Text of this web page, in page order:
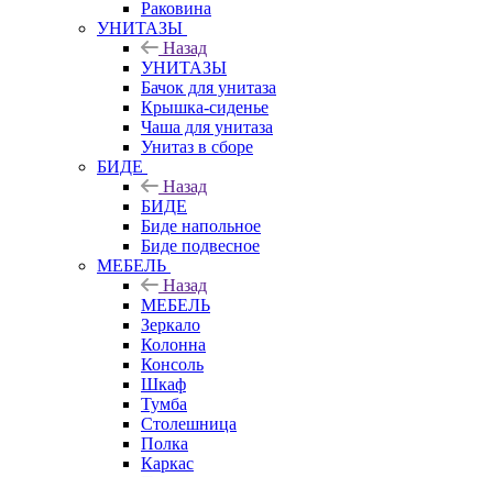
Раковина
УНИТАЗЫ
Назад
УНИТАЗЫ
Бачок для унитаза
Крышка-сиденье
Чаша для унитаза
Унитаз в сборе
БИДЕ
Назад
БИДЕ
Биде напольное
Биде подвесное
МЕБЕЛЬ
Назад
МЕБЕЛЬ
Зеркало
Колонна
Консоль
Шкаф
Тумба
Столешница
Полка
Каркас